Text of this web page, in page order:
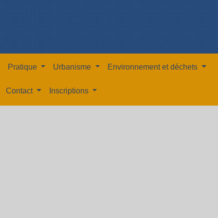
Pratique Urbanisme Environnement et déchets
Contact Inscriptions